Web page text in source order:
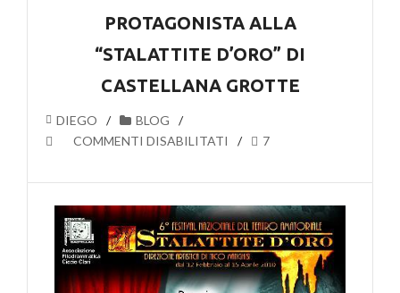
PROTAGONISTA ALLA
“STALATTITE D’ORO” DI
CASTELLANA GROTTE
DIEGO
BLOG
COMMENTI DISABILITATI
SU
È
MIGLIOR
ATTRICE
PROTAGONISTA
ALLA
“STALATTITE
7